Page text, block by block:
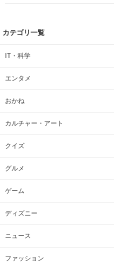
カテゴリ一覧
IT・科学
エンタメ
おかね
カルチャー・アート
クイズ
グルメ
ゲーム
ディズニー
ニュース
ファッション